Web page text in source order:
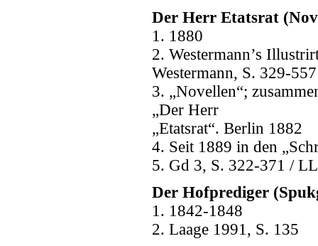
Der Herr Etatsrat
1. 1880
2. Westermann’s
Westermann, S. 329-557
3. „Novellen“;
„Der Herr
„Etatsrat“. Berlin 1882
4. Seit 1889 in den
5. Gd 3, S. 322-371 /
Der Hofprediger
1. 1842-1848
2. Laage 1991, S. 135